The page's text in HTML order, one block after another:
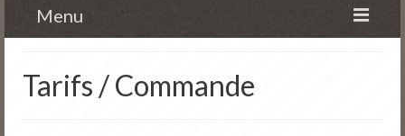
Menu
L’histoire
Tarifs / Commande